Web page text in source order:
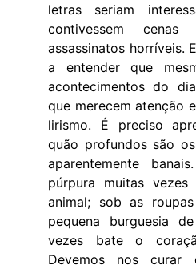
letras seriam
contivessem
assassinatos horríveis.
a entender que
acontecimentos do
que merecem atenção
lirismo. É preciso
quão profundos são
aparentemente
púrpura muitas
animal; sob as
pequena burguesia
vezes bate o
Devemos nos curar